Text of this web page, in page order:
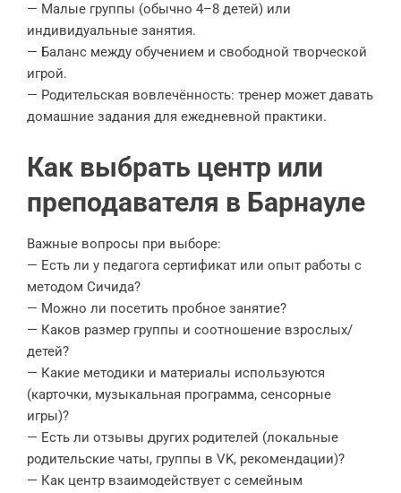
— Малые группы (обычно 4–8 детей) или
индивидуальные занятия.
— Баланс между обучением и свободной творческой
игрой.
— Родительская вовлечённость: тренер может давать
домашние задания для ежедневной практики.
Как выбрать центр или
преподавателя в Барнауле
Важные вопросы при выборе:
— Есть ли у педагога сертификат или опыт работы с
методом Сичида?
— Можно ли посетить пробное занятие?
— Каков размер группы и соотношение взрослых/
детей?
— Какие методики и материалы используются
(карточки, музыкальная программа, сенсорные
игры)?
— Есть ли отзывы других родителей (локальные
родительские чаты, группы в VK, рекомендации)?
— Как центр взаимодействует с семейным